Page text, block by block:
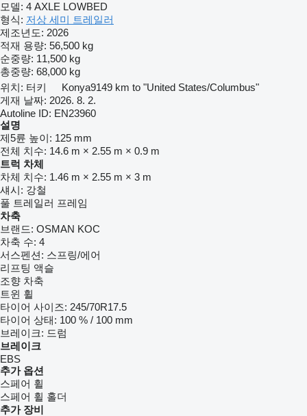
모델: 4 AXLE LOWBED
형식: 저상 세미 트레일러
제조년도: 2026
적재 용량: 56,500 kg
순중량: 11,500 kg
총중량: 68,000 kg
위치: 터키 Konya9149 km to "United States/Columbus"
게재 날짜: 2026. 8. 2.
Autoline ID: EN23960
설명
제5륜 높이: 125 mm
전체 치수: 14.6 m × 2.55 m × 0.9 m
트럭 차체
차체 치수: 1.46 m × 2.55 m × 3 m
섀시: 강철
풀 트레일러 프레임
차축
브랜드: OSMAN KOC
차축 수: 4
서스펜션: 스프링/에어
리프팅 액슬
조향 차축
트윈 휠
타이어 사이즈: 245/70R17.5
타이어 상태: 100 % / 100 mm
브레이크: 드럼
브레이크
EBS
추가 옵션
스페어 휠
스페어 휠 홀더
추가 장비